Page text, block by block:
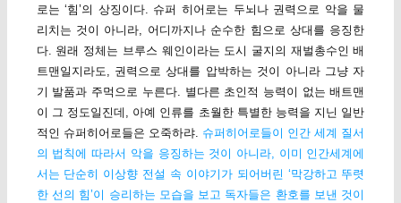
로는 ‘힘’의 상징이다. 슈퍼 히어로는 두뇌나 권력으로 악을 물
리치는 것이 아니라, 어디까지나 순수한 힘으로 상대를 응징한
다. 원래 정체는 브루스 웨인이라는 도시 굴지의 재벌총수인 배
트맨일지라도, 권력으로 상대를 압박하는 것이 아니라 그냥 자
기 발품과 주먹으로 누른다. 별다른 초인적 능력이 없는 배트맨
이 그 정도일진데, 아예 인류를 초월한 특별한 능력을 지닌 일반
적인 슈퍼히어로들은 오죽하랴. 슈퍼히어로들이 인간 세계 질서
의 법칙에 따라서 악을 응징하는 것이 아니라, 이미 인간세계에
서는 단순히 이상향 전설 속 이야기가 되어버린 ‘막강하고 뚜렷
한 선의 힘’이 승리하는 모습을 보고 독자들은 환호를 보낸 것이